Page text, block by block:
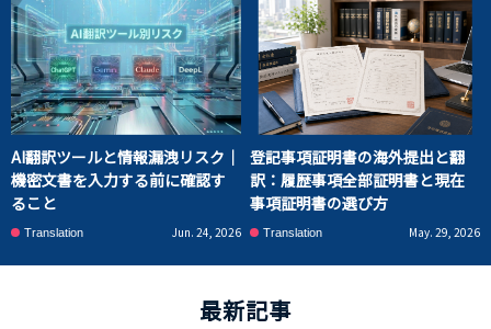
AI翻訳ツールと情報漏洩リスク｜
機密文書を入力する前に確認す
ること
Translation Jun. 24, 2026
登記事項証明書の海外提出と翻
訳：履歴事項全部証明書と現在
事項証明書の選び方
Translation May. 29, 2026
最新記事